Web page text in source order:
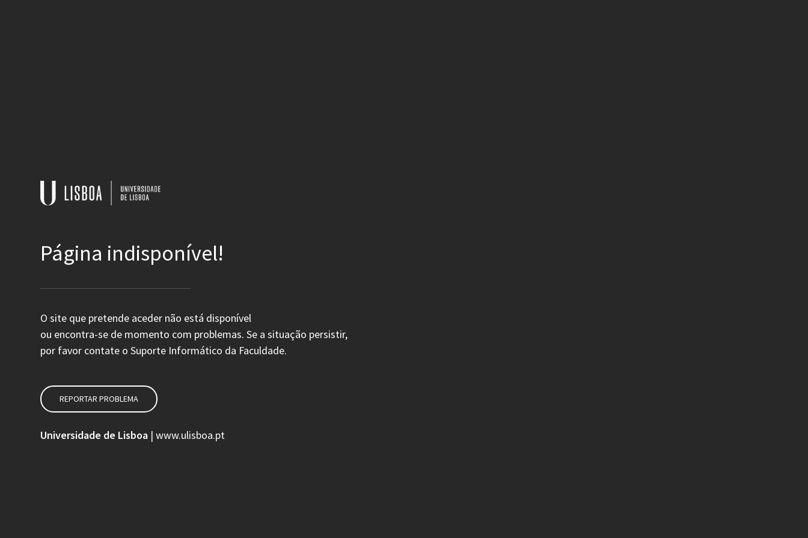
Página indisponível!
O site que pretende aceder não está disponível
ou encontra-se de momento com problemas. Se a situação persistir,
por favor contate o Suporte Informático da Faculdade.
REPORTAR PROBLEMA
Universidade de Lisboa |www.ulisboa.pt